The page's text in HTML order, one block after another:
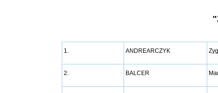
1. ANDREARCZYK
2. BALCER